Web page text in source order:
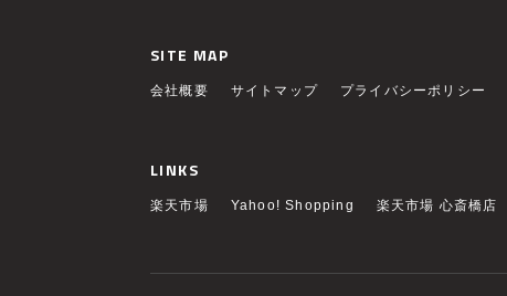
SITE MAP
会社概要 サイトマップ プライバシーポリシー
LINKS
楽天市場 Yahoo! Shopping 楽天市場 心斎橋店